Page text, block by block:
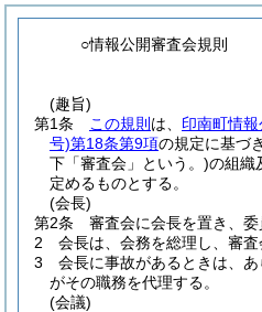
○情報公開審査会規則
(趣旨)
第1条
この規則 は、 印南町情報
号)第18条第9項の規定に基づ
下「審査会」という。)の組織
定めるものとする。
(会長)
第2条
審査会に会長を置き、委
2
会長は、会務を総理し、審査
3
会長に事故があるときは、
がその職務を代理する。
(会議)